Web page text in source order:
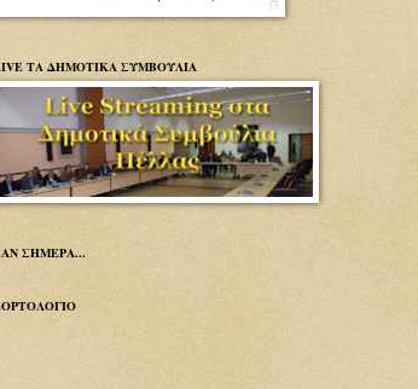
ΤΑ ΔΗΜΟΤΙΚΑ ΣΥΜΒΟΥΛΙΑ
ΣΗΜΕΡΑ...